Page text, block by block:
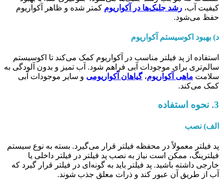
کیفیت آب، رشد جلبک‌ها در آکواریوم کمتر شده و ظاهر آکواریوم
حفظ می‌شود.
د) بهبود اکوسیستم آکواریوم
استفاده از پد فیلتر مناسب در آکواریوم کمک می‌کند تا اکوسیستم
سالم‌تری برای موجودات آبی فراهم شود. آب تمیز و بدون آلودگی به
سلامت ماهی‌ آکواریوم،گیاهان آکواریومی و سایر موجودات آبی
کمک می‌کند.
3. نحوه استفاده
الف) نصب
پد فیلتر معمولاً در محفظه فیلتر قرار می‌گیرد. بسته به نوع سیستم
فیلترینگ، ممکن است نیاز به نصب پد فیلتر در فیلتر داخلی یا
خارجی داشته باشید. پد فیلتر باید به گونه‌ای در فیلتر قرار گیرد که
آب از طریق آن عبور کند و ذرات معلق جذب شوند.